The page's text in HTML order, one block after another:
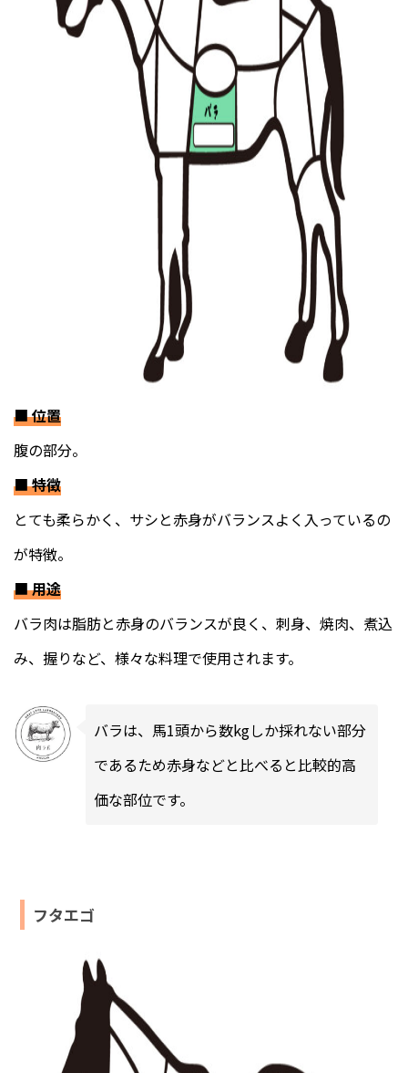
■位置
腹の部分。
■特徴
とても柔らかく、サシと赤身がバランスよく入っているの
が特徴。
■用途
バラ肉は脂肪と赤身のバランスが良く、刺身、焼肉、煮込
み、握りなど、様々な料理で使用されます。
バラは、馬1頭から数kgしか採れない部分
であるため赤身などと比べると比較的高
価な部位です。
フタエゴ